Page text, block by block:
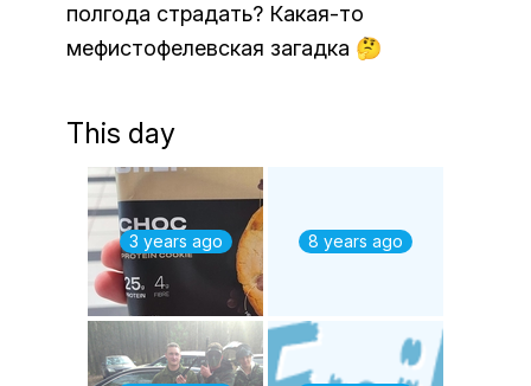
полгода страдать? Какая-то
мефистофелевская загадка 🤔
This day
3 years ago 8 years ago